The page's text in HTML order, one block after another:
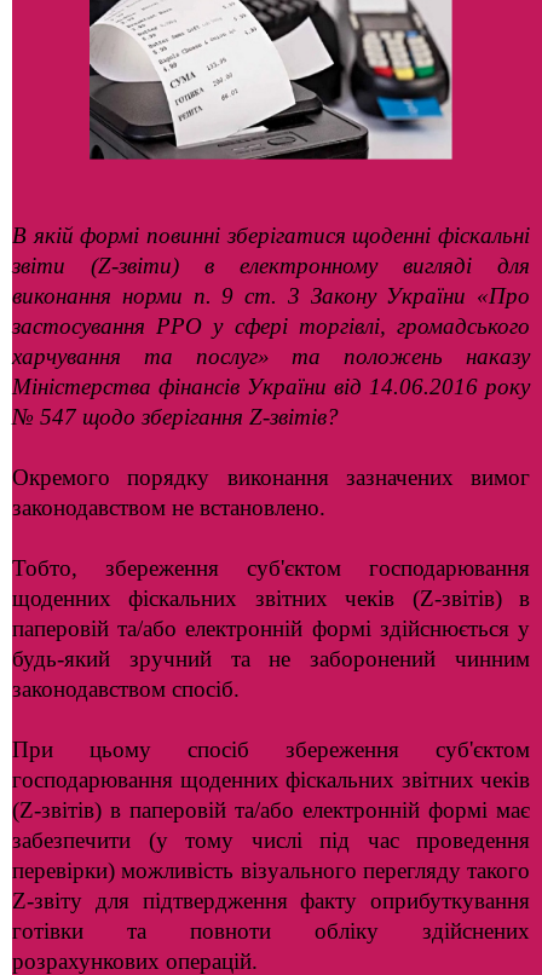
В якій формі повинні зберігатися щоденні фіскальні
звіти (Z-звіти) в електронному вигляді для
виконання норми п. 9 ст. 3 Закону України «Про
застосування РРО у сфері торгівлі, громадського
харчування та послуг» та положень наказу
Міністерства фінансів України від 14.06.2016 року
№ 547 щодо зберігання Z-звітів?
Окремого порядку виконання зазначених вимог
законодавством не встановлено.
Тобто, збереження суб'єктом господарювання
щоденних фіскальних звітних чеків (Z-звітів) в
паперовій та/або електронній формі здійснюється у
будь-який зручний та не заборонений чинним
законодавством спосіб.
При цьому спосіб збереження суб'єктом
господарювання щоденних фіскальних звітних чеків
(Z-звітів) в паперовій та/або електронній формі має
забезпечити (у тому числі під час проведення
перевірки) можливість візуального перегляду такого
Z-звіту для підтвердження факту оприбуткування
готівки та повноти обліку здійснених
розрахункових операцій.